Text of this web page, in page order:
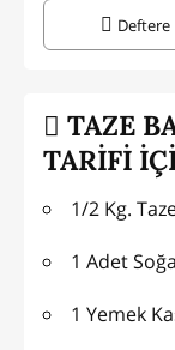
Deftere
TAZE
TARİFİ
1/2 Kg.
1 Adet
1 Yemek